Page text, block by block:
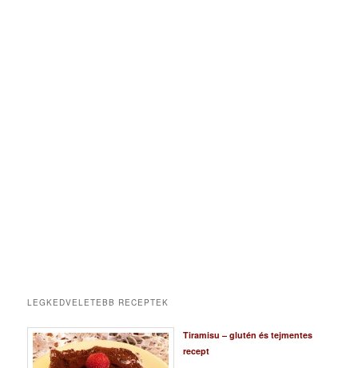
LEGKEDVELETEBB RECEPTEK
Tiramisu – glutén és tejmentes
recept